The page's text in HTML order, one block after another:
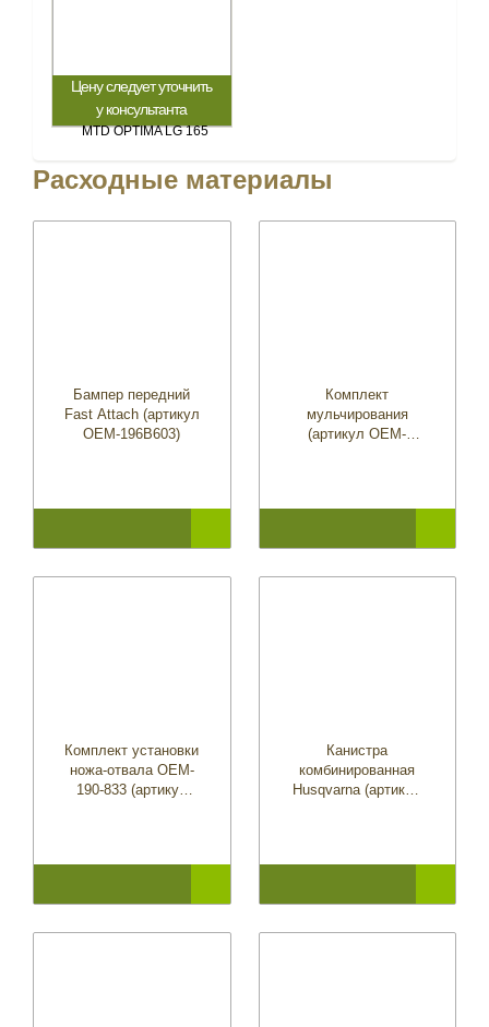
Цену следует уточнить
у консультанта
Расходные материалы
Бампер передний
Fast Attach (артикул
OEM-196B603)
Комплект
мульчирования
(артикул OEM-
Комплект установки
ножа-отвала OEM-
190-833 (артикул
Канистра
комбинированная
Husqvarna (артикул